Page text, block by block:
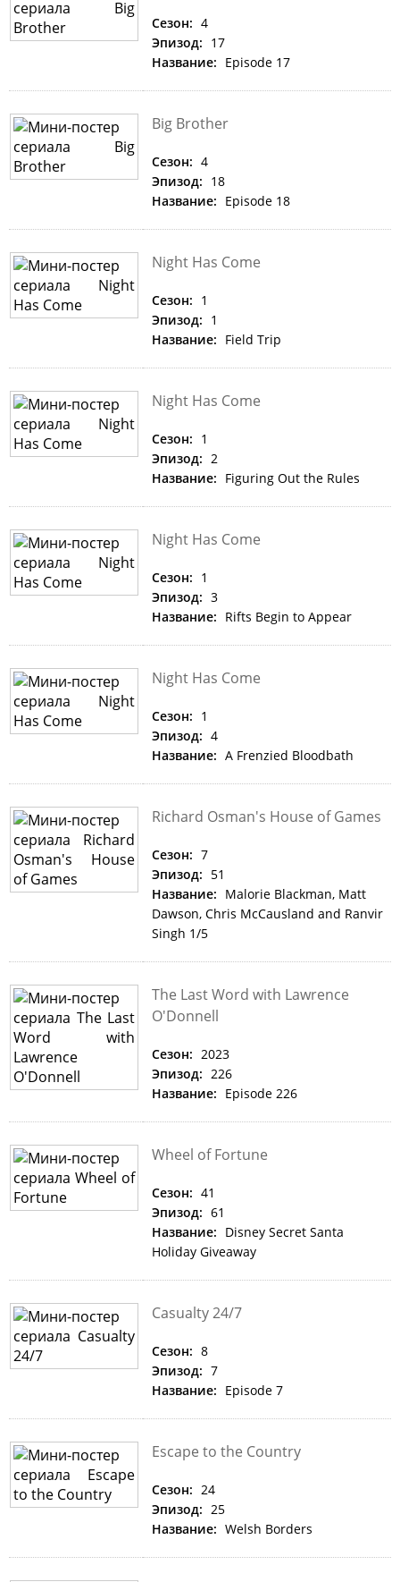
Сезон: 4
Эпизод: 17
Название: Episode 17
Big Brother
Сезон: 4
Эпизод: 18
Название: Episode 18
Night Has Come
Сезон: 1
Эпизод: 1
Название: Field Trip
Night Has Come
Сезон: 1
Эпизод: 2
Название: Figuring Out the Rules
Night Has Come
Сезон: 1
Эпизод: 3
Название: Rifts Begin to Appear
Night Has Come
Сезон: 1
Эпизод: 4
Название: A Frenzied Bloodbath
Richard Osman's House of Games
Сезон: 7
Эпизод: 51
Название: Malorie Blackman, Matt
Dawson, Chris McCausland and Ranvir
Singh 1/5
The Last Word with Lawrence
O'Donnell
Сезон: 2023
Эпизод: 226
Название: Episode 226
Wheel of Fortune
Сезон: 41
Эпизод: 61
Название: Disney Secret Santa
Holiday Giveaway
Casualty 24/7
Сезон: 8
Эпизод: 7
Название: Episode 7
Escape to the Country
Сезон: 24
Эпизод: 25
Название: Welsh Borders